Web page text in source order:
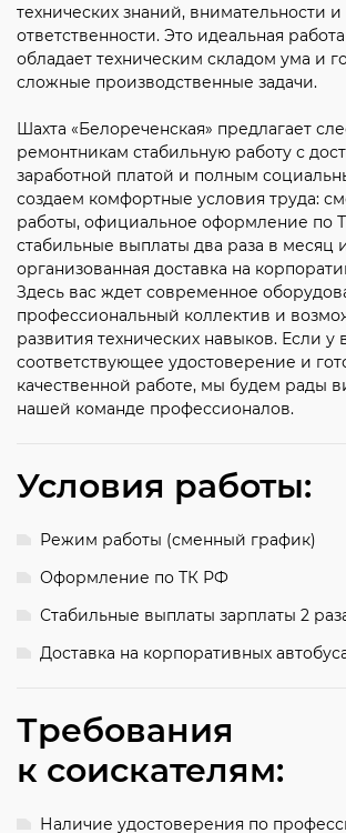
технических знаний, внимательности и
ответственности. Это идеальная
обладает техническим складом ума и
сложные производственные задачи.
Шахта «Белореченская» предлагает
ремонтникам стабильную работу с
заработной платой и полным
создаем комфортные условия труда:
работы, официальное оформление по
стабильные выплаты два раза в месяц
организованная доставка на
Здесь вас ждет современное
профессиональный коллектив и
развития технических навыков. Если у
соответствующее удостоверение и
качественной работе, мы будем рады
нашей команде профессионалов.
Условия работы:
Режим работы (сменный график)
Оформление по ТК РФ
Стабильные выплаты зарплаты 2
Доставка на корпоративных
Требования
к соискателям:
Наличие удостоверения по